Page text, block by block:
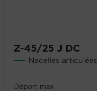
Z-45/25 J DC
Nacelles articulées
Déport max